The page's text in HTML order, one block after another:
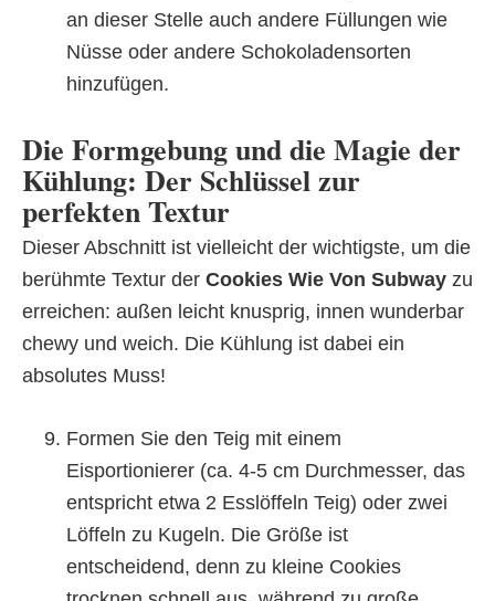
an dieser Stelle auch andere Füllungen wie
Nüsse oder andere Schokoladensorten
hinzufügen.
Die Formgebung und die Magie der
Kühlung: Der Schlüssel zur
perfekten Textur
Dieser Abschnitt ist vielleicht der wichtigste, um die
berühmte Textur der Cookies Wie Von Subway zu
erreichen: außen leicht knusprig, innen wunderbar
chewy und weich. Die Kühlung ist dabei ein
absolutes Muss!
Formen Sie den Teig mit einem
Eisportionierer (ca. 4-5 cm Durchmesser, das
entspricht etwa 2 Esslöffeln Teig) oder zwei
Löffeln zu Kugeln. Die Größe ist
entscheidend, denn zu kleine Cookies